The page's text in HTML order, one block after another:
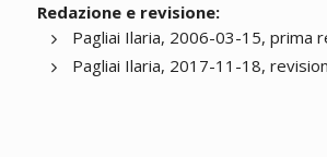
Redazione e revisione:
Pagliai Ilaria, 2006-03-15, prima
Pagliai Ilaria, 2017-11-18,